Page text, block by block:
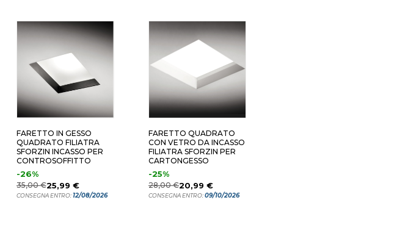
FARETTO IN GESSO
QUADRATO FILIATRA
SFORZIN INCASSO PER
CONTROSOFFITTO
-26%
35,00 €25,99 €
CONSEGNA ENTRO:12/08/2026
FARETTO QUADRATO
CON VETRO DA INCASSO
FILIATRA SFORZIN PER
CARTONGESSO
-25%
28,00 €20,99 €
CONSEGNA ENTRO:09/10/2026